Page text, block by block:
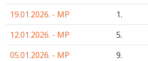
19.01.2026. - MP
1.
12.01.2026. - MP
5.
05.01.2026. - MP
9.